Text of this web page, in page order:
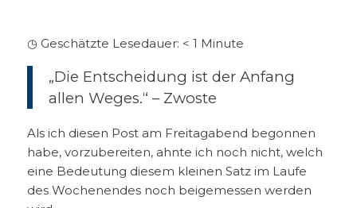
◷ Geschätzte Lesedauer: < 1 Minute
„Die Entscheidung ist der Anfang
allen Weges.“ – Zwoste
Als ich diesen Post am Freitagabend begonnen
habe, vorzubereiten, ahnte ich noch nicht, welch
eine Bedeutung diesem kleinen Satz im Laufe
des Wochenendes noch beigemessen werden